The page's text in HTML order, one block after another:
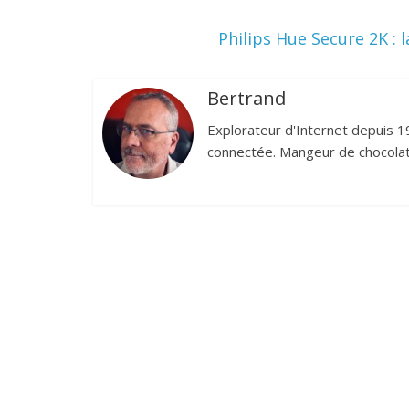
Philips Hue Secure 2K
Bertrand
Explorateur d'Internet depuis
connectée. Mangeur de